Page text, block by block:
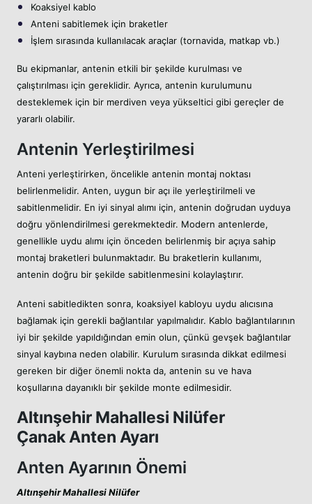
Koaksiyel kablo
Anteni sabitlemek için braketler
İşlem sırasında kullanılacak araçlar (tornavida, matkap vb.)
Bu ekipmanlar, antenin etkili bir şekilde kurulması ve
çalıştırılması için gereklidir. Ayrıca, antenin kurulumunu
desteklemek için bir merdiven veya yükseltici gibi gereçler de
yararlı olabilir.
Antenin Yerleştirilmesi
Anteni yerleştirirken, öncelikle antenin montaj noktası
belirlenmelidir. Anten, uygun bir açı ile yerleştirilmeli ve
sabitlenmelidir. En iyi sinyal alımı için, antenin doğrudan uyduya
doğru yönlendirilmesi gerekmektedir. Modern antenlerde,
genellikle uydu alımı için önceden belirlenmiş bir açıya sahip
montaj braketleri bulunmaktadır. Bu braketlerin kullanımı,
antenin doğru bir şekilde sabitlenmesini kolaylaştırır.
Anteni sabitledikten sonra, koaksiyel kabloyu uydu alıcısına
bağlamak için gerekli bağlantılar yapılmalıdır. Kablo bağlantılarının
iyi bir şekilde yapıldığından emin olun, çünkü gevşek bağlantılar
sinyal kaybına neden olabilir. Kurulum sırasında dikkat edilmesi
gereken bir diğer önemli nokta da, antenin su ve hava
koşullarına dayanıklı bir şekilde monte edilmesidir.
Altınşehir Mahallesi Nilüfer
Çanak Anten Ayarı
Anten Ayarının Önemi
Altınşehir Mahallesi Nilüfer